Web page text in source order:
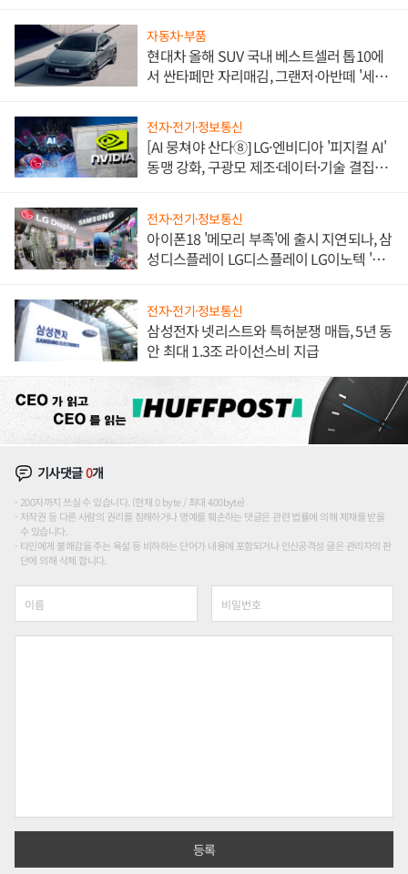
자동차·부품
현대차 올해 SUV 국내 베스트셀러 톱10에
서 싼타페만 자리매김, 그랜저·아반떼 '세단
전자·전기·정보통신
[AI 뭉쳐야 산다⑧] LG·엔비디아 '피지컬 AI'
동맹 강화, 구광모 제조·데이터·기술 결집
전자·전기·정보통신
아이폰18 '메모리 부족'에 출시 지연되나, 삼
성디스플레이 LG디스플레이 LG이노텍 '탈
전자·전기·정보통신
삼성전자 넷리스트와 특허분쟁 매듭, 5년 동
안 최대 1.3조 라이선스비 지급
기사댓글0개
200자까지 쓰실 수 있습니다. (현재 0 byte / 최대 400byte)
저작권 등 다른 사람의 권리를 침해하거나 명예를 훼손하는 댓글은 관련 법률에 의해 제재를 받을
수 있습니다.
타인에게 불쾌감을 주는 욕설 등 비하하는 단어가 내용에 포함되거나 인신공격성 글은 관리자의 판
단에 의해 삭제 합니다.